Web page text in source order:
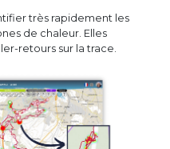
très rapidement les
de chaleur. Elles
retours sur la trace.